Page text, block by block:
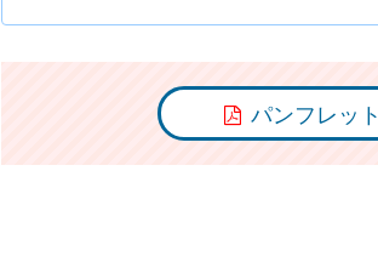
パンフレット